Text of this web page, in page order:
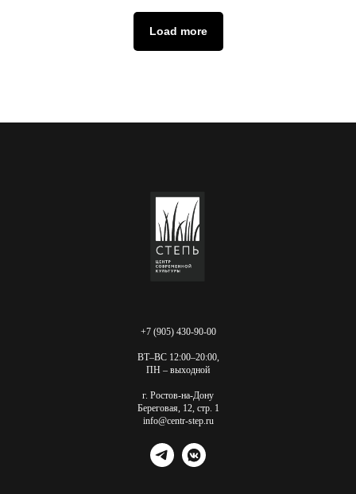
Load more
+7 (905) 430-90-00
ВТ–ВС 12:00–20:00,
ПН – выходной
г. Ростов-на-Дону
Береговая, 12, стр. 1
info@centr-step.ru